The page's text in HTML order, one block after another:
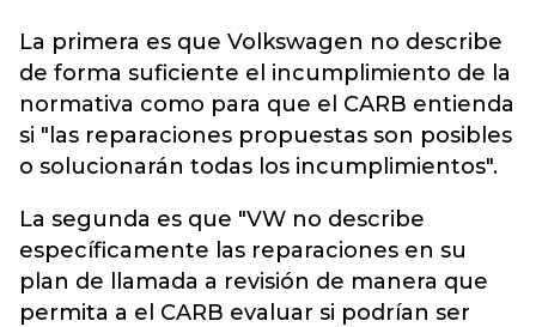
La primera es que Volkswagen no describe
de forma suficiente el incumplimiento de la
normativa como para que el CARB entienda
si "las reparaciones propuestas son posibles
o solucionarán todas los incumplimientos".
La segunda es que "VW no describe
específicamente las reparaciones en su
plan de llamada a revisión de manera que
permita a el CARB evaluar si podrían ser